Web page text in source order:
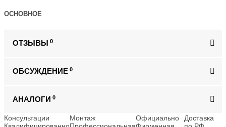
ОСНОВНОЕ
ОТЗЫВЫ 0
ОБСУЖДЕНИЕ 0
АНАЛОГИ 0
Консультации
Монтаж
Официально
Доставка